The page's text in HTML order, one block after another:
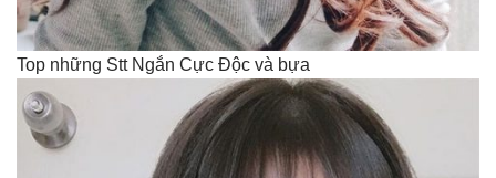
Top những Stt Ngắn Cực Độc và bựa